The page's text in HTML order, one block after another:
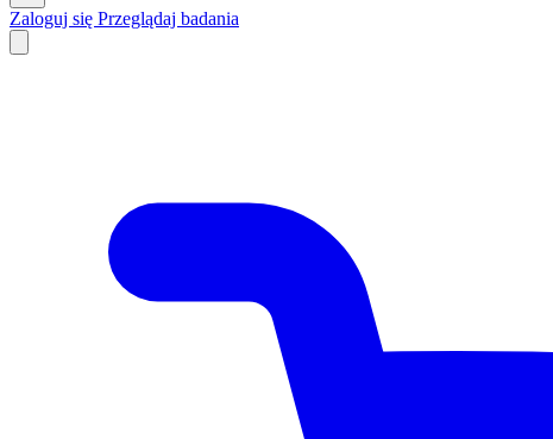
Zaloguj się Przeglądaj badania